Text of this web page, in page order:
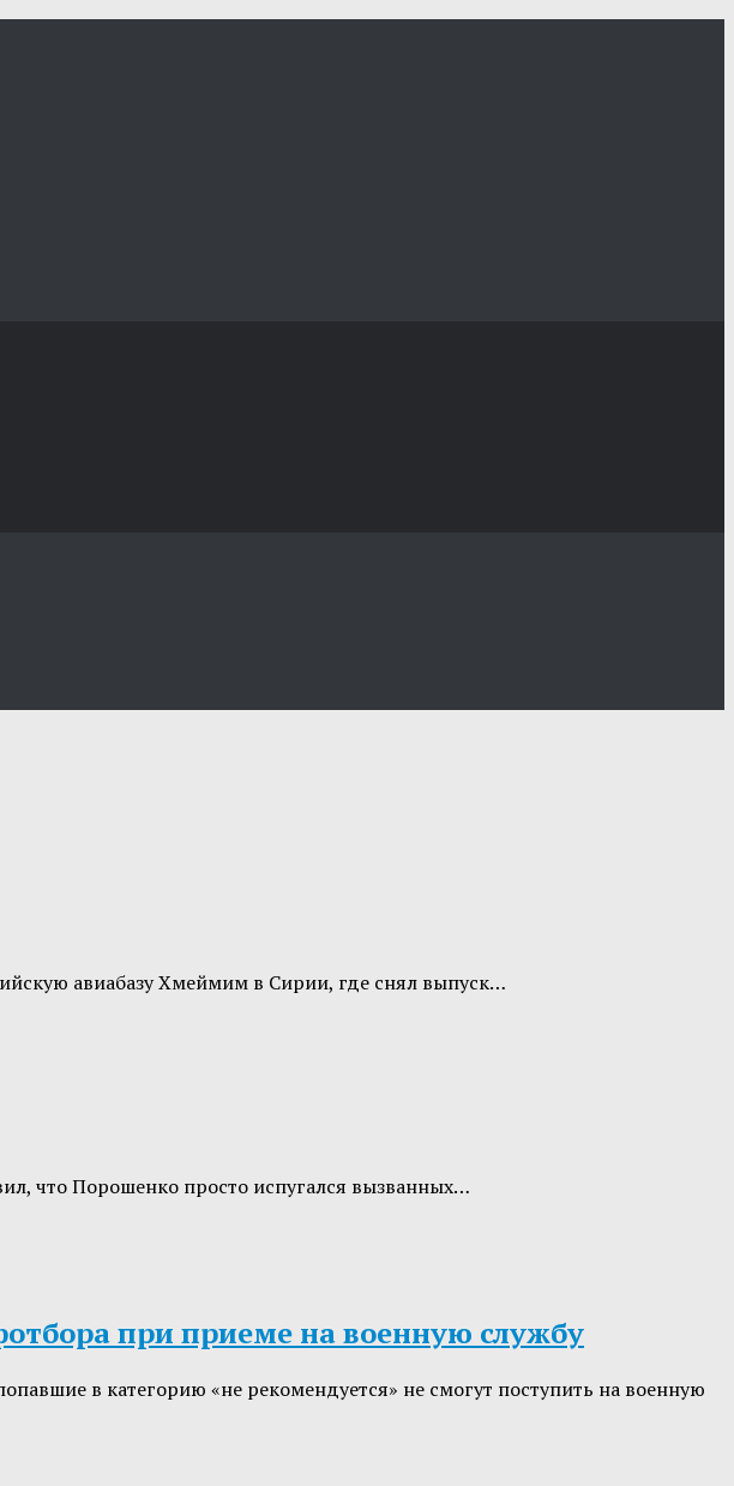
авиабазу Хмеймим в Сирии, где снял выпуск…
что Порошенко просто испугался вызванных…
при приеме на военную службу
в категорию «не рекомендуется» не смогут поступить на военную